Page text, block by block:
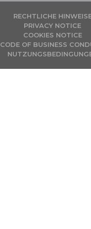
RECHTLICHE
PRIVACY NOTICE
COOKIES NOTICE
CODE OF BUSINESS